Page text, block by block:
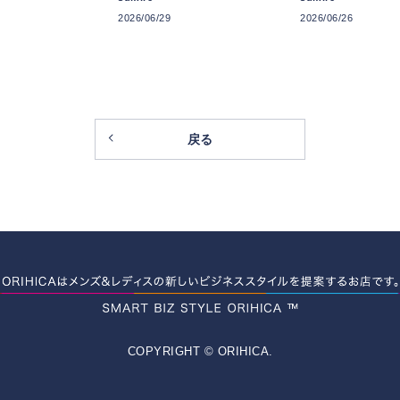
2026/06/29
2026/06/26
戻る
COPYRIGHT © ORIHICA.